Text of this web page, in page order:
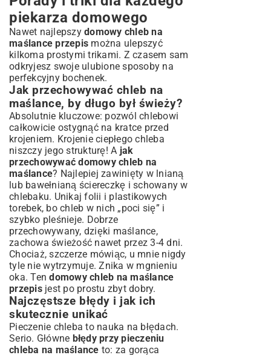
piekarza domowego
Nawet najlepszy domowy chleb na
maślance przepis można ulepszyć
kilkoma prostymi trikami. Z czasem sam
odkryjesz swoje ulubione sposoby na
perfekcyjny bochenek.
Jak przechowywać chleb na
maślance, by długo był świeży?
Absolutnie kluczowe: pozwól chlebowi
całkowicie ostygnąć na kratce przed
krojeniem. Krojenie ciepłego chleba
niszczy jego strukturę! A jak
przechowywać domowy chleb na
maślance? Najlepiej zawinięty w lnianą
lub bawełnianą ściereczkę i schowany w
chlebaku. Unikaj folii i plastikowych
torebek, bo chleb w nich „poci się” i
szybko pleśnieje. Dobrze
przechowywany, dzięki maślance,
zachowa świeżość nawet przez 3-4 dni.
Chociaż, szczerze mówiąc, u mnie nigdy
tyle nie wytrzymuje. Znika w mgnieniu
oka. Tendomowy chleb na maślance
przepisjest po prostu zbyt dobry.
Najczęstsze błędy i jak ich
skutecznie unikać
Pieczenie chleba to nauka na błędach.
Serio. Główne błędy przy pieczeniu
chleba na maślance to: za gorąca